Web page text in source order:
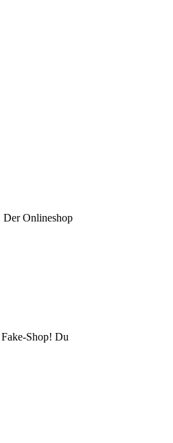
Der Onlineshop
Shop! Du